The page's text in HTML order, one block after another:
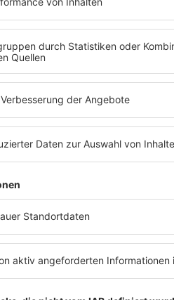
Schöneberger im Podcast von
großen Liebe zu Pfand und Müll.